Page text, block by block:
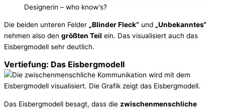
Designerin – who know’s?
Die beiden unteren Felder „Blinder Fleck“ und „Unbekanntes“
nehmen also den größten Teil ein. Das visualisiert auch das
Eisbergmodell sehr deutlich.
Vertiefung: Das Eisbergmodell
Das Eisbergmodell besagt, dass die zwischenmenschliche